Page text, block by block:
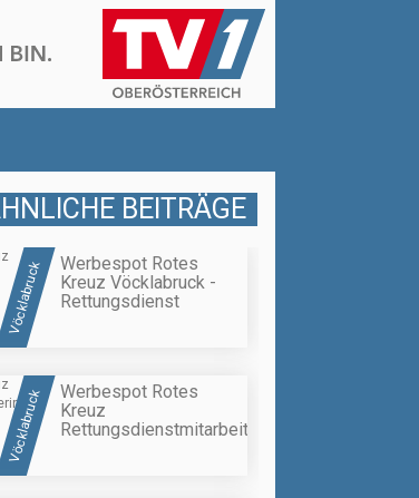
BEITRÄGE
Vöcklabruck
Werbespot Rotes
Kreuz Vöcklabruck -
Rettungsdienst
Vöcklabruck
Werbespot Rotes
Kreuz
Rettungsdienstmitarbeiterin